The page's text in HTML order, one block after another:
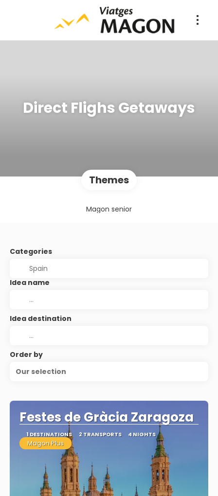
Direct Flighs Getaways
Themes
Magon senior
Categories
Idea name
Idea destination
Order by
Our selection
Festes de Gràcia Zaragoza
1 DESTINATIONS 2 TRANSPORTS 4 NIGHTS
Magon Plus